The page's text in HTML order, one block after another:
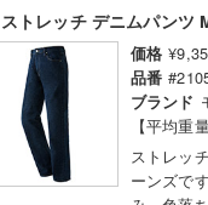
ストレッチ デニムパンツ
価格
品番
ブランド
【平均重
ストレッ
ーンズで